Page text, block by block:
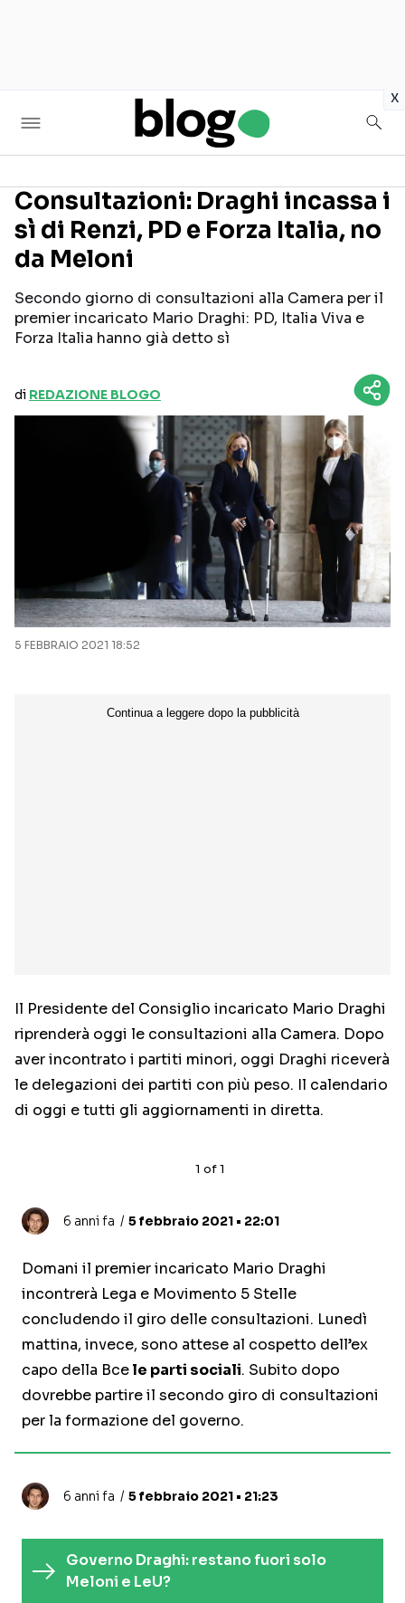
x
Seguici sui social
Consultazioni: Draghi incassa i
sì di Renzi, PD e Forza Italia, no
da Meloni
Secondo giorno di consultazioni alla Camera per il
premier incaricato Mario Draghi: PD, Italia Viva e
Forza Italia hanno già detto sì
di REDAZIONE BLOGO
5 FEBBRAIO 2021 18:52
Il Presidente del Consiglio incaricato Mario Draghi
riprenderà oggi le consultazioni alla Camera. Dopo
aver incontrato i partiti minori, oggi Draghi riceverà
le delegazioni dei partiti con più peso. Il calendario
di oggi e tutti gli aggiornamenti in diretta.
1 of1
6 anni fa 5 febbraio 2021 • 22:01
Domani il premier incaricato Mario Draghi
incontrerà Lega e Movimento 5 Stelle
concludendo il giro delle consultazioni. Lunedì
mattina, invece, sono attese al cospetto dell’ex
capo della Bcele parti sociali. Subito dopo
dovrebbe partire il secondo giro di consultazioni
per la formazione del governo.
6 anni fa 5 febbraio 2021 • 21:23
Governo Draghi: restano fuori solo
Meloni e LeU?